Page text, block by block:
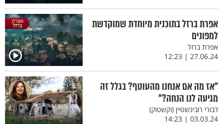
אפרת ברזל בתוכנית מיוחדת שמוקדשת
למפונים
אפרת ברזל
27.06.24 | 12:23
"אז מה אם אנחנו מהעוטף? בגלל זה
מגיעה לנו הנחה?"
דבורי רובינשטיין (וקשטוק)
03.03.24 | 14:23